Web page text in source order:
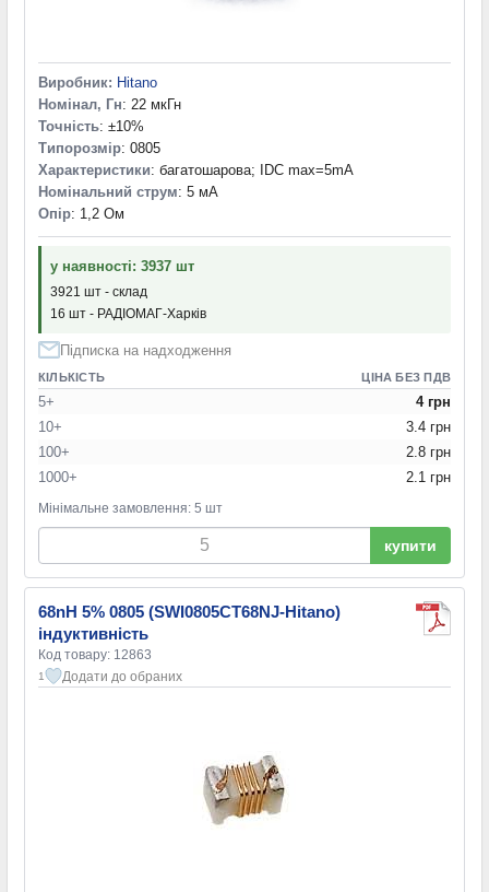
Виробник: Hitano
Номінал, Гн: 22 мкГн
Точність: ±10%
Типорозмір: 0805
Характеристики: багатошарова; IDC max=5mA
Номінальний струм: 5 мА
Опір: 1,2 Ом
у наявності: 3937 шт
3921 шт - склад
16 шт - РАДІОМАГ-Харків
Підписка на надходження
КІЛЬКІСТЬ ЦІНА БЕЗ ПДВ
5+
4 грн
10+
3.4 грн
100+
2.8 грн
1000+
2.1 грн
Мінімальне замовлення: 5 шт
купити
68nH 5% 0805 (SWI0805CT68NJ-Hitano)
індуктивність
Код товару: 12863
1 Додати до обраних